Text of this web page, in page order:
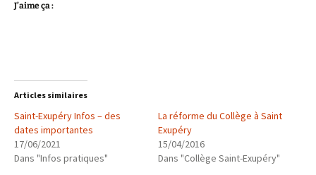
J’aime ça :
Articles similaires
Saint-Exupéry Infos – des
dates importantes
17/06/2021
Dans "Infos pratiques"
La réforme du Collège à Saint
Exupéry
15/04/2016
Dans "Collège Saint-Exupéry"